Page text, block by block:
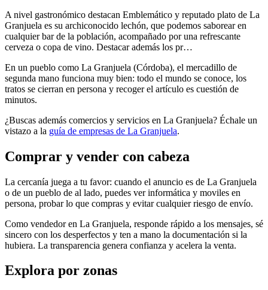
A nivel gastronómico destacan Emblemático y reputado plato de La
Granjuela es su archiconocido lechón, que podemos saborear en
cualquier bar de la población, acompañado por una refrescante
cerveza o copa de vino. Destacar además los pr…
En un pueblo como La Granjuela (Córdoba), el mercadillo de
segunda mano funciona muy bien: todo el mundo se conoce, los
tratos se cierran en persona y recoger el artículo es cuestión de
minutos.
¿Buscas además comercios y servicios en La Granjuela? Échale un
vistazo a la guía de empresas de La Granjuela.
Comprar y vender con cabeza
La cercanía juega a tu favor: cuando el anuncio es de La Granjuela
o de un pueblo de al lado, puedes ver informática y moviles en
persona, probar lo que compras y evitar cualquier riesgo de envío.
Como vendedor en La Granjuela, responde rápido a los mensajes, sé
sincero con los desperfectos y ten a mano la documentación si la
hubiera. La transparencia genera confianza y acelera la venta.
Explora por zonas